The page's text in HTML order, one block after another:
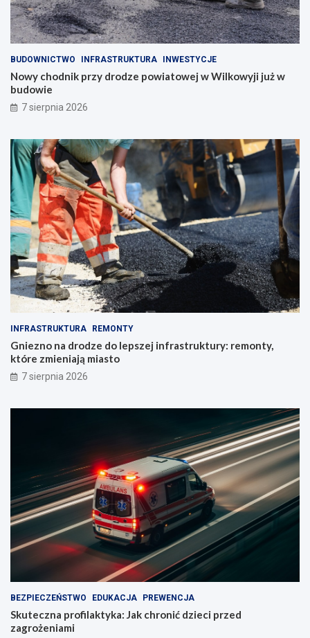
BUDOWNICTWO INFRASTRUKTURA INWESTYCJE
Nowy chodnik przy drodze powiatowej w Wilkowyji już w
budowie
7 sierpnia 2026
INFRASTRUKTURA REMONTY
Gniezno na drodze do lepszej infrastruktury: remonty,
które zmieniają miasto
7 sierpnia 2026
BEZPIECZEŃSTWO EDUKACJA PREWENCJA
Skuteczna profilaktyka: Jak chronić dzieci przed
zagrożeniami